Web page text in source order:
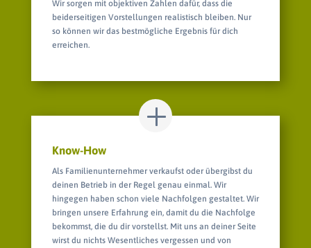
Wir sorgen mit objektiven Zahlen dafür, dass die
beiderseitigen Vorstellungen realistisch bleiben. Nur
so können wir das bestmögliche Ergebnis für dich
erreichen.
Know-How
Als Familienunternehmer verkaufst oder übergibst du
deinen Betrieb in der Regel genau einmal. Wir
hingegen haben schon viele Nachfolgen gestaltet. Wir
bringen unsere Erfahrung ein, damit du die Nachfolge
bekommst, die du dir vorstellst. Mit uns an deiner Seite
wirst du nichts Wesentliches vergessen und von